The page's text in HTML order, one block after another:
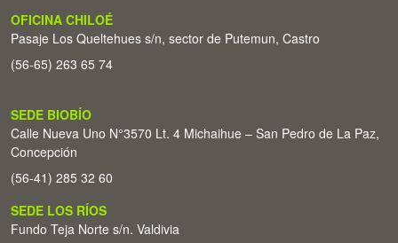
OFICINA CHILOÉ
Pasaje Los Queltehues s/n, sector de Putemun, Castro
(56-65) 263 65 74
SEDE BIOBÍO
Calle Nueva Uno N°3570 Lt. 4 Michaihue – San Pedro de La Paz,
Concepción
(56-41) 285 32 60
SEDE LOS RÍOS
Fundo Teja Norte s/n. Valdivia